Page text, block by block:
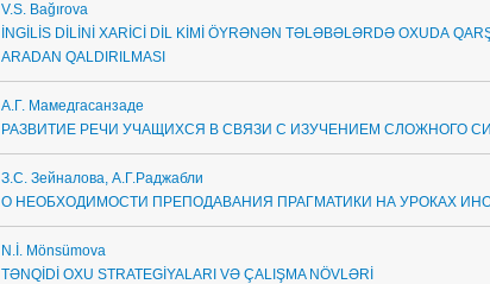
V.S. Bağırova
İNGİLİS DİLİNİ XARİCİ DİL KİMİ ÖYRƏNƏN TƏLƏBƏLƏRDƏ OXUDA
ARADAN QALDIRILMASI
А.Г. Мамедгасанзаде
РАЗВИТИЕ РЕЧИ УЧАЩИХСЯ В СВЯЗИ С ИЗУЧЕНИЕМ СЛОЖНОГО
З.С. Зейналова, А.Г.Раджабли
О НЕОБХОДИМОСТИ ПРЕПОДАВАНИЯ ПРАГМАТИКИ НА УРОКАХ
N.İ. Mönsümova
TƏNQİDİ OXU STRATEGİYALARI VƏ ÇALIŞMA NÖVLƏRİ